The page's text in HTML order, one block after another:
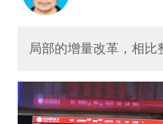
局部的增量改革，相